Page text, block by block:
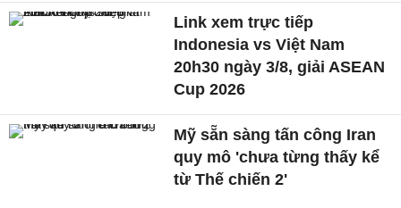
Link xem trực tiếp
Indonesia vs Việt Nam
20h30 ngày 3/8, giải ASEAN
Cup 2026
Mỹ sẵn sàng tấn công Iran
quy mô 'chưa từng thấy kể
từ Thế chiến 2'